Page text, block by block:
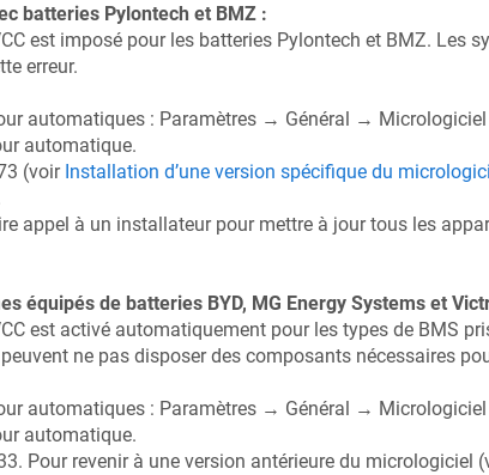
batteries Pylontech et BMZ :
est imposé pour les batteries Pylontech et BMZ. Les
erreur.
automatiques : Paramètres → Général →
automatique.
(voir Installation d’une version spécifique du
appel à un installateur pour mettre à jour tous les
équipés de batteries BYD, MG Energy Systems et
est activé automatiquement pour les types de BMS
ne pas disposer des composants nécessaires
automatiques : Paramètres → Général →
automatique.
Pour revenir à une version antérieure du micrologiciel